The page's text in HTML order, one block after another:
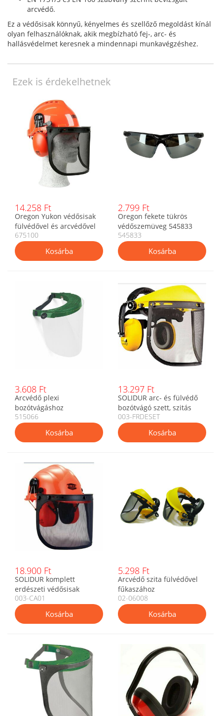
arcvédő.
Ez a védősisak könnyű, kényelmes és szellőző megoldást kínál
olyan felhasználóknak, akik megbízható fej-, arc- és
hallásvédelmet keresnek a mindennapi munkavégzéshez.
Ezek is érdekelhetnek
14.258 Ft
Oregon Yukon védősisak
fülvédővel és arcvédővel
675100
2.799 Ft
Oregon fekete tükrös
védőszemüveg 545833
545833
3.608 Ft
Arcvédő plexi
bozótvágáshoz
páramentes OREGON
515066
13.297 Ft
SOLIDUR arc- és fülvédő
bozótvágó szett, szitás
védőálarc
003-FRDESET
18.900 Ft
SOLIDUR komplett
erdészeti védősisak
zajcsökkentő fülvédővel
003-CA01
5.298 Ft
Arcvédő szita fülvédővel
fűkaszához
02-06008